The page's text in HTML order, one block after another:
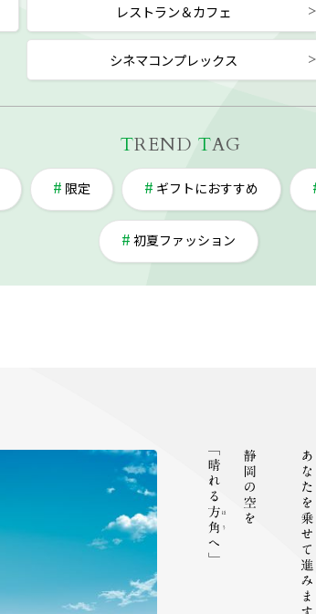
レストラン＆カフェ
シネマコンプレックス
TREND TAG
限定 ギフトにおすすめ
初夏ファッション